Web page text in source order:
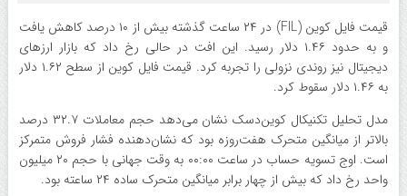
قیمت فایل‌ کوین (FIL) در ۲۴ ساعت گذشته بیش از ۱۰ درصد کاهش یافت
و به حدود ۱.۴۶ دلار رسید. این افت در حالی رخ داد که بازار ارزهای
دیجیتال نیز روندی نزولی را تجربه کرد. قیمت فایل‌ کوین از سطح ۱.۶۲ دلار
به ۱.۴۶ دلار سقوط کرد.
مدل تحلیل تکنیکال کوین‌دسک نشان می‌دهد حجم معاملات ۳۲.۷ درصد
بالاتر از میانگین متحرک هفت‌روزه بود که نشان‌دهنده فشار فروش متمرکز
است. اوج تسویه حساب در ساعت ۰۰:۰۰ به وقت جهانی با حجم ۲۰ میلیون
واحد رخ داد که بیش از چهار برابر میانگین متحرک ساده ۲۴ ساعته بود.